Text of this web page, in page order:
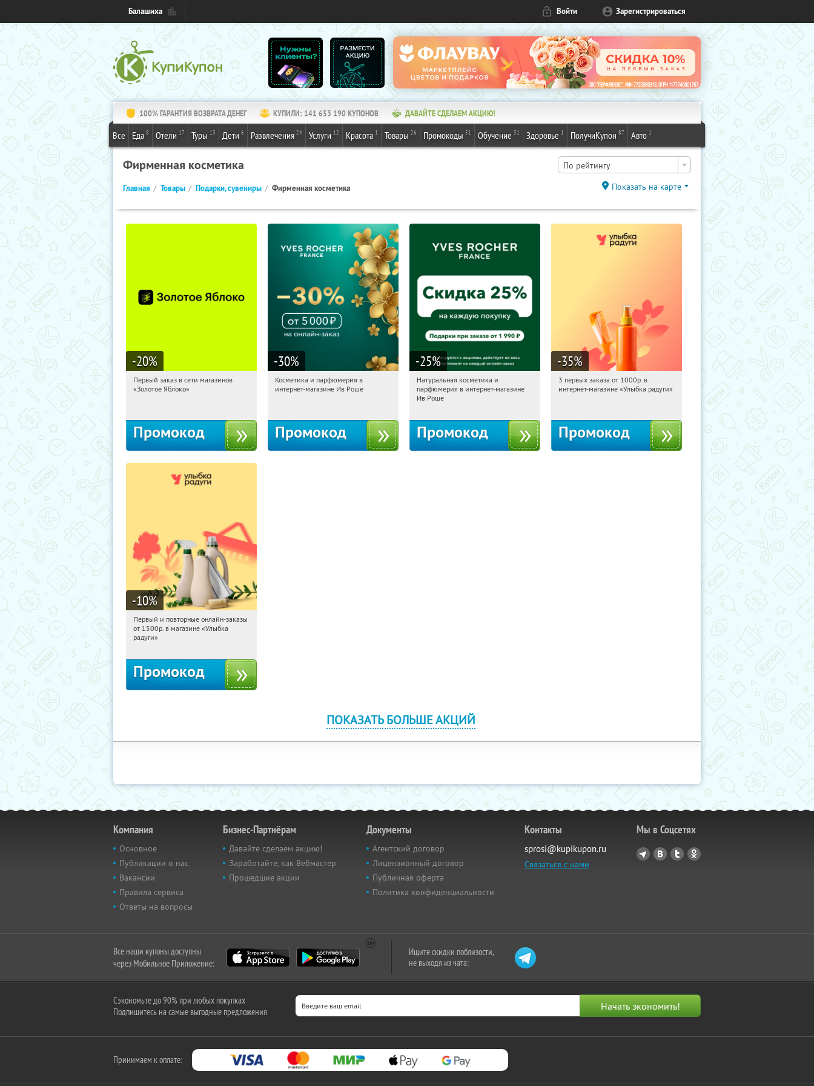
Балашиха Войти Зарегистрироваться
100% ГАРАНТИЯ ВОЗВРАТА ДЕНЕГ КУПИЛИ: 141 653 190КУПОНОВ ДАВАЙТЕ СДЕЛАЕМ АКЦИЮ!
Все Еда 8 Отели 17 Туры 13 Дети 6 Развлечения 24 Услуги 12 Красота 1 Товары 26 Промокоды 51 Обучение 31 Здоровье 1 ПолучиКупон 87 Авто 1
Фирменная косметика По рейтингу
Главная Товары Подарки, сувениры Фирменная косметика Показать на карте
-20%
00:20:20
Получи первым!
Первый заказ в сети магазинов
«Золотое Яблоко»
Промокод
-30%
00:20:20 Получили:
Косметика и парфюмерия в
интернет-магазине Ив Роше
Промокод
-25%
00:20:20 Получили:
Россия
Натуральная косметика и
парфюмерия в интернет-магазине
Ив Роше
Промокод
-35%
00:20:20 Получили:
3 первых заказа от 1000р. в
интернет-магазине «Улыбка радуги»
Промокод
-10%
00:20:20 Получили:1
Россия
Первый и повторные онлайн-заказы
от 1500р. в магазине «Улыбка
радуги»
Промокод
ПОКАЗАТЬ БОЛЬШЕ АКЦИЙ
Компания
Основное
Публикации о нас
Вакансии
Правила сервиса
Ответы на вопросы
Бизнес-Партнёрам
Давайте сделаем акцию!
Заработайте, как Вебмастер
Прошедшие акции
Документы
Агентский договор
Лицензионный договор
Публичная оферта
Политика конфиденциальности
Контакты
sprosi@kupikupon.ru
Связаться с нами
Мы в Соцсетях
Все наши купоны доступны
через Мобильное Приложение:
Ищите скидки поблизости,
не выходя из чата:
Сэкономьте до 90% при любых покупках
Подпишитесь на самые выгодные предложения
Принимаем к оплате: